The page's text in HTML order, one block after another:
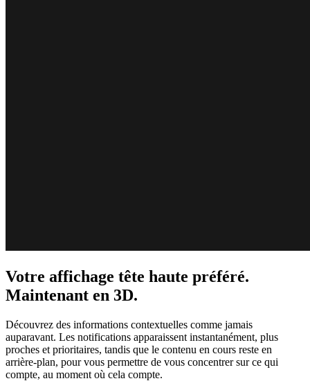
Votre affichage tête haute préféré.
Maintenant en 3D.
Découvrez des informations contextuelles comme jamais
auparavant. Les notifications apparaissent instantanément, plus
proches et prioritaires, tandis que le contenu en cours reste en
arrière-plan, pour vous permettre de vous concentrer sur ce qui
compte, au moment où cela compte.